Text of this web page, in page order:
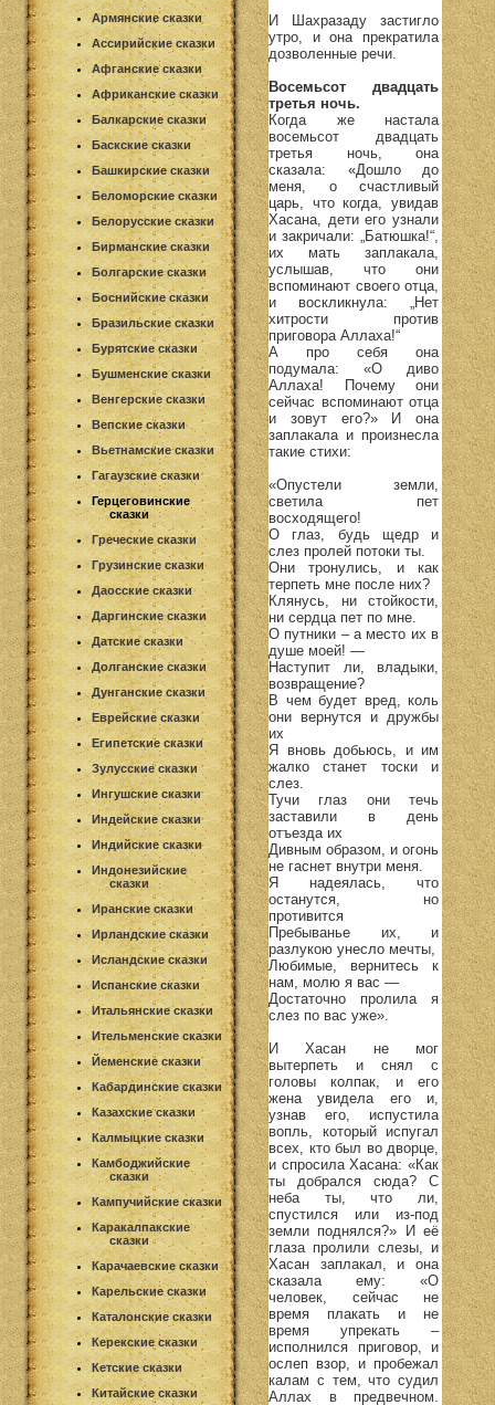
Армянские сказки
Ассирийские сказки
Афганские сказки
Африканские сказки
Балкарские сказки
Баскские сказки
Башкирские сказки
Беломорские сказки
Белорусские сказки
Бирманские сказки
Болгарские сказки
Боснийские сказки
Бразильские сказки
Бурятские сказки
Бушменские сказки
Венгерские сказки
Вепские сказки
Вьетнамские сказки
Гагаузские сказки
Герцеговинские
сказки
Греческие сказки
Грузинские сказки
Даосские сказки
Даргинские сказки
Датские сказки
Долганские сказки
Дунганские сказки
Еврейские сказки
Египетские сказки
Зулусские сказки
Ингушские сказки
Индейские сказки
Индийские сказки
Индонезийские
сказки
Иранские сказки
Ирландские сказки
Исландские сказки
Испанские сказки
Итальянские сказки
Ительменские сказки
Йеменские сказки
Кабардинские сказки
Казахские сказки
Калмыцкие сказки
Камбоджийские
сказки
Кампучийские сказки
Каракалпакские
сказки
Карачаевские сказки
Карельские сказки
Каталонские сказки
Керекские сказки
Кетские сказки
Китайские сказки
И Шахразаду застигло
утро, и она прекратила
дозволенные речи.
Восемьсот двадцать
третья ночь.
Когда же настала
восемьсот двадцать
третья ночь, она
сказала: «Дошло до
меня, о счастливый
царь, что когда, увидав
Хасана, дети его узнали
и закричали: „Батюшка!“,
их мать заплакала,
услышав, что они
вспоминают своего отца,
и воскликнула: „Нет
хитрости против
приговора Аллаха!“
А про себя она
подумала: «О диво
Аллаха! Почему они
сейчас вспоминают отца
и зовут его?» И она
заплакала и произнесла
такие стихи:
«Опустели земли,
светила пет
восходящего!
О глаз, будь щедр и
слез пролей потоки ты.
Они тронулись, и как
терпеть мне после них?
Клянусь, ни стойкости,
ни сердца пет по мне.
О путники – а место их в
душе моей! —
Наступит ли, владыки,
возвращение?
В чем будет вред, коль
они вернутся и дружбы
их
Я вновь добьюсь, и им
жалко станет тоски и
слез.
Тучи глаз они течь
заставили в день
отъезда их
Дивным образом, и огонь
не гаснет внутри меня.
Я надеялась, что
останутся, но
противится
Пребыванье их, и
разлукою унесло мечты,
Любимые, вернитесь к
нам, молю я вас —
Достаточно пролила я
слез по вас уже».
И Хасан не мог
вытерпеть и снял с
головы колпак, и его
жена увидела его и,
узнав его, испустила
вопль, который испугал
всех, кто был во дворце,
и спросила Хасана: «Как
ты добрался сюда? С
неба ты, что ли,
спустился или из-под
земли поднялся?» И её
глаза пролили слезы, и
Хасан заплакал, и она
сказала ему: «О
человек, сейчас не
время плакать и не
время упрекать –
исполнился приговор, и
ослеп взор, и пробежал
калам с тем, что судил
Аллах в предвечном.